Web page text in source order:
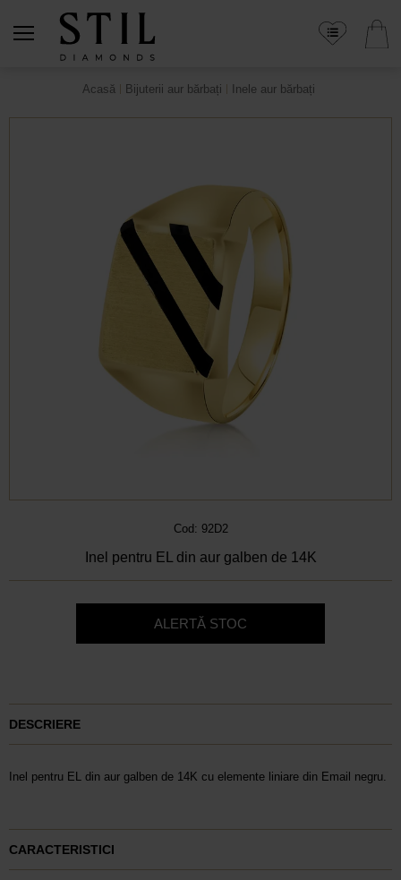
Acasă Bijuterii aur bărbați Inele aur bărbați
Cod: 92D2
Inel pentru EL din aur galben de 14K
ALERTĂ STOC
DESCRIERE
Inel pentru EL din aur galben de 14K cu elemente liniare din Email negru.
CARACTERISTICI